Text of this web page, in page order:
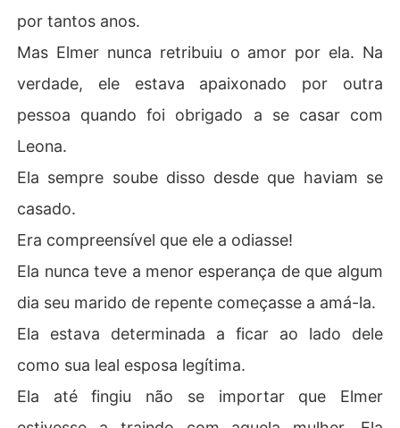
por tantos anos.
Mas Elmer nunca retribuiu o amor por ela. Na
verdade, ele estava apaixonado por outra
pessoa quando foi obrigado a se casar com
Leona.
Ela sempre soube disso desde que haviam se
casado.
Era compreensível que ele a odiasse!
Ela nunca teve a menor esperança de que algum
dia seu marido de repente começasse a amá-la.
Ela estava determinada a ficar ao lado dele
como sua leal esposa legítima.
Ela até fingiu não se importar que Elmer